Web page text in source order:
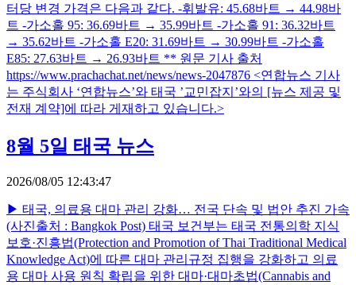
터당 변경 가격은 다음과 같다. -휘발유: 45.68바트 → 44.98바
트 -가소홀 95: 36.69바트 → 35.99바트 -가소홀 91: 36.32바트
→ 35.62바트 -가소홀 E20: 31.69바트 → 30.99바트 -가소홀
E85: 27.63바트 → 26.93바트 ** 원문 기사 출처
https://www.prachachat.net/news/news-2047876 <연합뉴스 기사
는 주식회사 ‘연합뉴스’와 태국 ’교민잡지’와의 [뉴스 제공 및
전재 계약]에 따라 게재하고 있습니다.>
8월 5일 태국 뉴스
2026/08/05 12:43:47
▶ 태국, 의료용 대마 관리 강화… 전국 단속 및 법안 추진 가속
(사진출처 : Bangkok Post) 태국 보건부는 태국 전통의학 지식
보호·진흥법(Protection and Promotion of Thai Traditional Medical
Knowledge Act)에 따른 대마 관리규정 집행을 강화하고 의료
용 대마 사용 원칙 확립을 위한 대마·대마초법(Cannabis and